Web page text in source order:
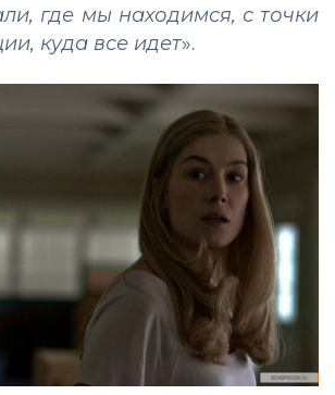
где мы находимся, с точки
куда все идет».